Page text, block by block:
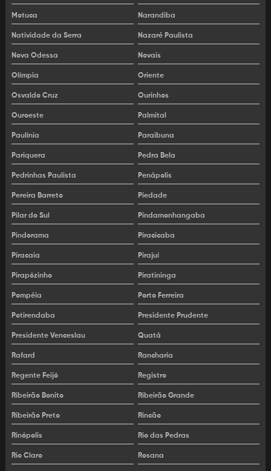
Retroescavadeira usada
Retroescavadeira usada para comprar
Valor de uma escavadeira hidráulica
Venda de escavadeira hidráulica
Venda de retroescavadeira usada
Aluguel acabadora de asfalto
Aluguel de patrol
Aluguel de rompedor hidráulico
Aluguel de vibro acabadora de asfalto
Aluguel de vibroacabadora
Locação de patrol
Locação de rolo compactador chapa
Locação de rolo compactador pneu
Locação rompedor hidráulico
Locação vibro acabadora
Motuca Narandiba
Natividade da Serra Nazaré Paulista
Nova Odessa Novais
Olímpia Oriente
Osvaldo Cruz Ourinhos
Ouroeste Palmital
Paulínia Paraibuna
Pariquera Pedra Bela
Pedrinhas Paulista Penápolis
Pereira Barreto Piedade
Pilar do Sul Pindamonhangaba
Pindorama Piracicaba
Piracaia Pirajuí
Pirapózinho Piratininga
Pompéia Porto Ferreira
Potirendaba Presidente Prudente
Presidente Venceslau Quatá
Rafard Rancharia
Regente Feijó Registro
Ribeirão Bonito Ribeirão Grande
Ribeirão Preto Rincão
Rinópolis Rio das Pedras
Rio Claro Rosana